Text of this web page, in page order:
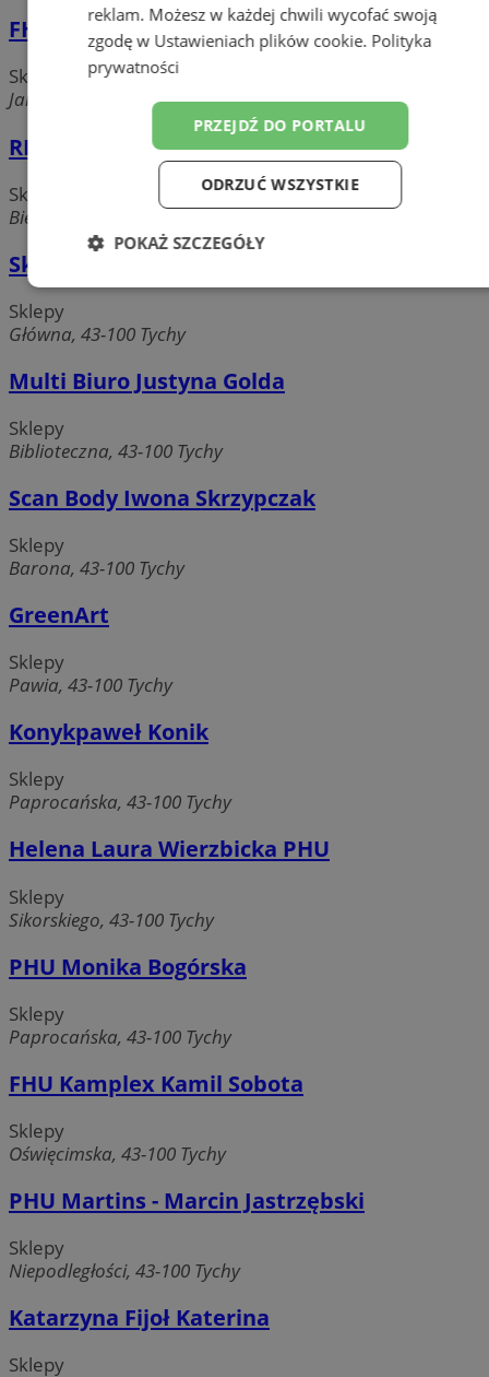
FHU Silver Flower Bogna Bratek
Sklepy
Jana Pawła II, 43-100 Tychy
REMSPORT Katarzyna Antonik
Sklepy
Bielska, 43-100 Tychy
Sklep Wielobranżowy Joanna Lebuda
Sklepy
Główna, 43-100 Tychy
Multi Biuro Justyna Golda
Sklepy
Biblioteczna, 43-100 Tychy
Scan Body Iwona Skrzypczak
Sklepy
Barona, 43-100 Tychy
GreenArt
Sklepy
Pawia, 43-100 Tychy
Konykpaweł Konik
Sklepy
Paprocańska, 43-100 Tychy
Helena Laura Wierzbicka PHU
Sklepy
Sikorskiego, 43-100 Tychy
PHU Monika Bogórska
Sklepy
Paprocańska, 43-100 Tychy
FHU Kamplex Kamil Sobota
Sklepy
Oświęcimska, 43-100 Tychy
PHU Martins - Marcin Jastrzębski
Sklepy
Niepodległości, 43-100 Tychy
Katarzyna Fijoł Katerina
Sklepy
reklam. Możesz w każdej chwili wycofać swoją
zgodę w Ustawieniach plików cookie. Polityka
prywatności
PRZEJDŹ DO PORTALU
ODRZUĆ WSZYSTKIE
POKAŻ SZCZEGÓŁY
Niezbędne Wydajność Targetowanie
Funkcjonalność
Funkcjonalność
podstawowych funkcji strony internetowej, takich jak